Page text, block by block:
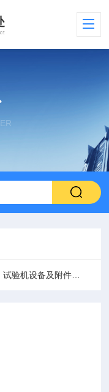
试验机设备及附件